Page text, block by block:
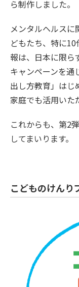
ら制作しました。
メンタルヘルス
どもたち、特に
報は、日本に限ら
キャンペーンを通
出し方教育」はじ
家庭でも活用いた
これからも、第2
してまいります。
こどものけんり